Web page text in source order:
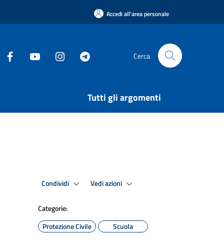
Accedi all'area personale
Cerca
Tutti gli argomenti
Condividi Vedi azioni
Categorie:
Protezione Civile
Scuola